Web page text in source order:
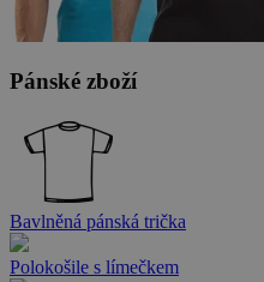
Pánské zboží
Bavlněná pánská trička
Polokošile s límečkem